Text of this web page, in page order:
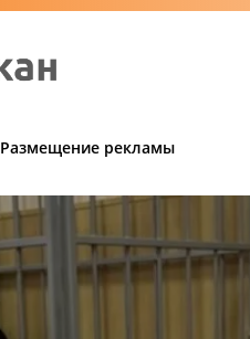
Размещение рекламы